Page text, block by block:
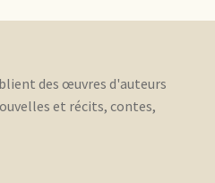
des œuvres d'auteurs
et récits, contes,